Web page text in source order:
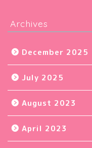
Archives
December 2025
July 2025
August 2023
April 2023